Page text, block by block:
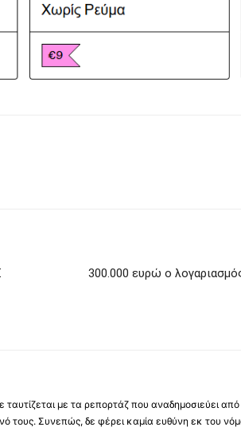
300.000 ευρώ ο
με τα ρεπορτάζ που αναδημοσιεύει
τους. Συνεπώς, δε φέρει καμία ευθύνη εκ του